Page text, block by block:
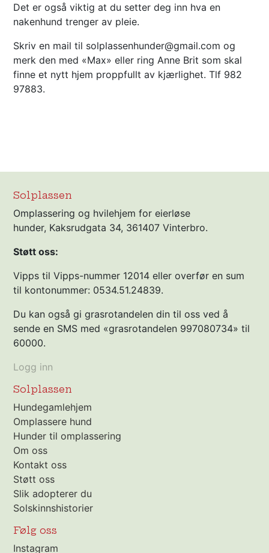
Det er også viktig at du setter deg inn hva en
nakenhund trenger av pleie.
Skriv en mail til solplassenhunder@gmail.com og
merk den med «Max» eller ring Anne Brit som skal
finne et nytt hjem proppfullt av kjærlighet. Tlf 982
97883.
Solplassen
Omplassering og hvilehjem for eierløse
hunder, Kaksrudgata 34, 361407 Vinterbro.
Støtt oss:
Vipps til Vipps-nummer 12014 eller overfør en sum
til kontonummer: 0534.51.24839.
Du kan også gi grasrotandelen din til oss ved å
sende en SMS med «grasrotandelen 997080734» til
60000.
Logg inn
Solplassen
Hundegamlehjem
Omplassere hund
Hunder til omplassering
Om oss
Kontakt oss
Støtt oss
Slik adopterer du
Solskinnshistorier
Følg oss
Instagram